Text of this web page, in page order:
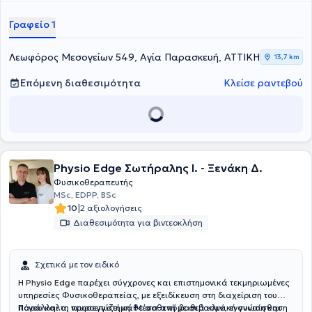
Γραφείο 1
Λεωφόρος Μεσογείων 549, Αγία Παρασκευή, ΑΤΤΙΚΗ 13,7 km
Επόμενη διαθεσιμότητα Κλείσε ραντεβού
Physio Edge Σωτήραλης Ι. - Ξενάκη Δ.
Φυσικοθεραπευτής
MSc, EDPP, BSc
10|2 αξιολογήσεις
Διαθεσιμότητα για βιντεοκλήση
Σχετικά με τον ειδικό
Η Physio Edge παρέχει σύγχρονες και επιστημονικά τεκμηριωμένες
υπηρεσίες Φυσικοθεραπείας, με εξειδίκευση στη διαχείριση του
πόνου και τη νευροεπιστήμη. Μέσα από βαθιά κλινική γνώση και
Παράλληλα, προσεγγίζει κάθε ασθενή με σεβασμό, ενσυναίσθηση